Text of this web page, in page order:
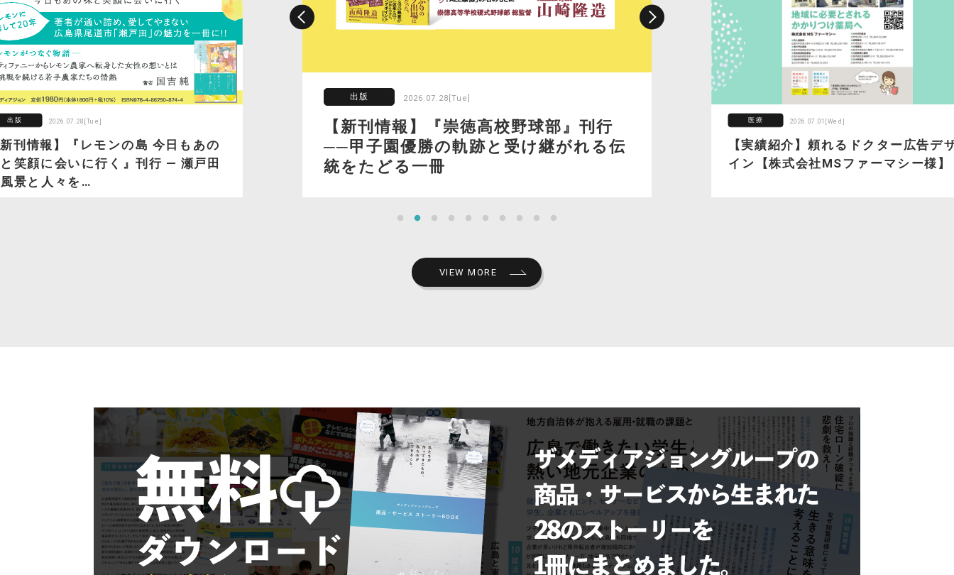
出版 2026.07.28[Tue]
刊情報】『レモンの島 今日もあの
笑顔に会いに行く』刊行 ― 瀬戸田
景と人々を…
出版 2026.07.28[Tue]
【新刊情報】『崇徳高校野球部』刊行
──甲子園優勝の軌跡と受け継がれる伝
統をたどる一冊
医療 2026.07.01[Wed]
【実績紹介】頼れるドクター広告デ
イン【株式会社MSファーマシー様】
VIEW MORE